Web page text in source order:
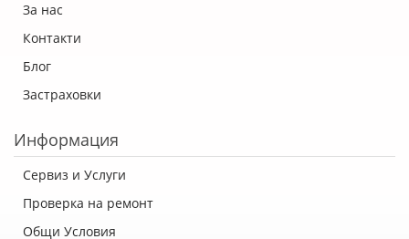
За нас
Контакти
Блог
Застраховки
Информация
Сервиз и Услуги
Проверка на ремонт
Общи Условия